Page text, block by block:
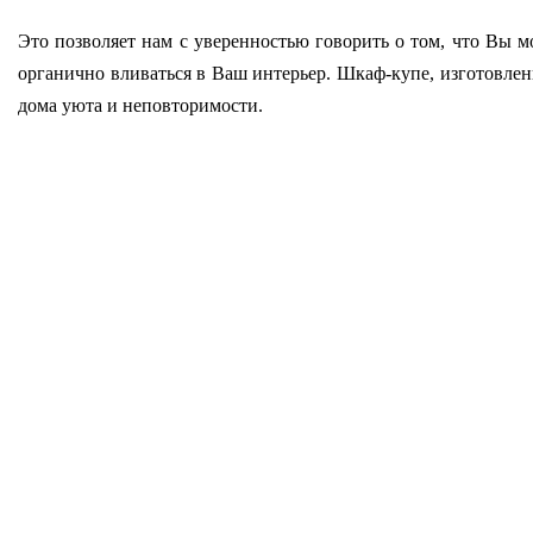
Это позволяет нам с уверенностью говорить о том, что Вы
органично вливаться в Ваш интерьер. Шкаф-купе,
дома уюта и неповторимости.